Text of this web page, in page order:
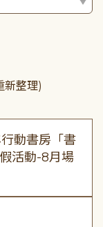
新整理)
行動書房「書
活動-8月場